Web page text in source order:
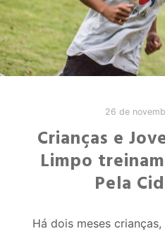
26 de
Crianças e
Limpo
Pela
Há dois meses